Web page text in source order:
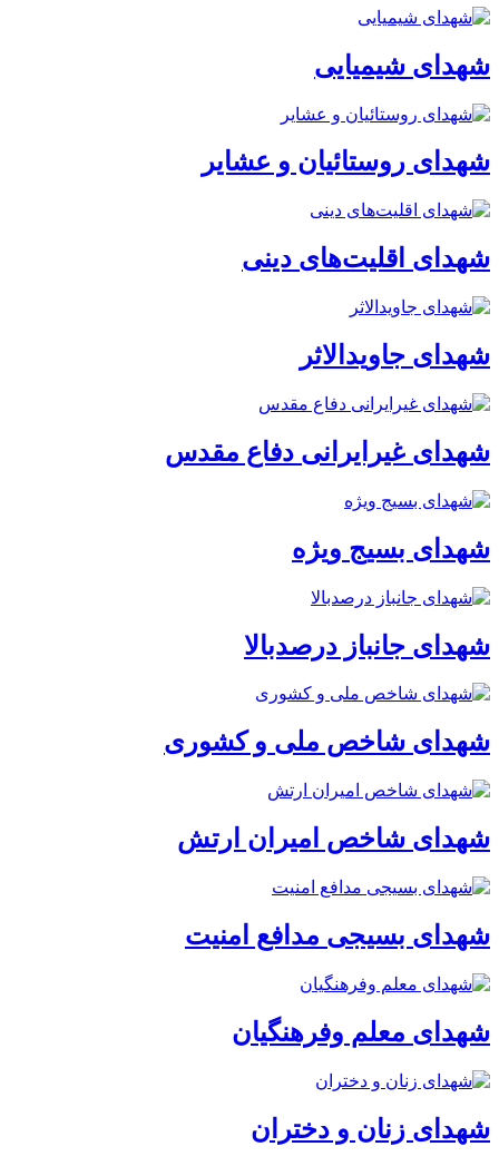
شهدای شیمیایی
شهدای روستائیان و عشایر
شهدای اقلیت‌های دینی
شهدای جاویدالاثر
شهدای غیرایرانی دفاع مقدس
شهدای بسیج ویژه
شهدای جانباز درصدبالا
شهدای شاخص ملی و کشوری
شهدای شاخص امیران ارتش
شهدای بسیجی مدافع امنیت
شهدای معلم وفرهنگیان
شهدای زنان و دختران